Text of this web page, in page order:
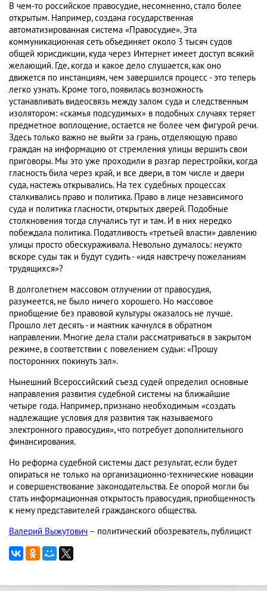
В чем-то российское правосудие, несомненно, стало более
открытым. Например, создана государственная
автоматизированная система «Правосудие». Эта
коммуникационная сеть объединяет около 3 тысяч судов
общей юрисдикции, куда через Интернет имеет доступ всякий
желающий. Где, когда и какое дело слушается, как оно
движется по инстанциям, чем завершился процесс - это теперь
легко узнать. Кроме того, появилась возможность
устанавливать видеосвязь между залом суда и следственным
изолятором: «скамья подсудимых» в подобных случаях теряет
предметное воплощение, остается не более чем фигурой речи.
Здесь только важно не выйти за грань, отделяющую право
граждан на информацию от стремления улицы вершить свои
приговоры. Мы это уже проходили в разгар перестройки, когда
гласность била через край, и все двери, в том числе и двери
суда, настежь открывались. На тех судебных процессах
сталкивались право и политика. Право в лице независимого
суда и политика гласности, открытых дверей. Подобные
столкновения тогда случались тут и там. И в них нередко
побеждала политика. Податливость «третьей власти» давлению
улицы просто обескураживала. Невольно думалось: неужто
вскоре суды так и будут судить - «идя навстречу пожеланиям
трудящихся»?
В долголетнем массовом отлучении от правосудия,
разумеется, не было ничего хорошего. Но массовое
приобщение без правовой культуры оказалось не лучше.
Прошло лет десять - и маятник качнулся в обратном
направлении. Многие дела стали рассматриваться в закрытом
режиме, в соответствии с повелением судьи: «Прошу
посторонних покинуть зал».
Нынешний Всероссийский съезд судей определил основные
направления развития судебной системы на ближайшие
четыре года. Например, признано необходимым «создать
надлежащие условия для развития так называемого
электронного правосудия», что потребует дополнительного
финансирования.
Но реформа судебной системы даст результат, если будет
опираться не только на организационно-технические новации
и совершенствование законодательства. Ее опорой могли бы
стать информационная открытость правосудия, приобщенность
к нему представителей гражданского общества.
Валерий Выжутович – политический обозреватель, публицист